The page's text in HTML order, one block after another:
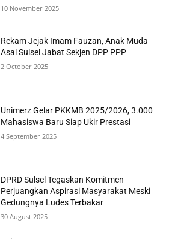
10 November 2025
Rekam Jejak Imam Fauzan, Anak Muda
Asal Sulsel Jabat Sekjen DPP PPP
2 October 2025
Unimerz Gelar PKKMB 2025/2026, 3.000
Mahasiswa Baru Siap Ukir Prestasi
4 September 2025
DPRD Sulsel Tegaskan Komitmen
Perjuangkan Aspirasi Masyarakat Meski
Gedungnya Ludes Terbakar
30 August 2025